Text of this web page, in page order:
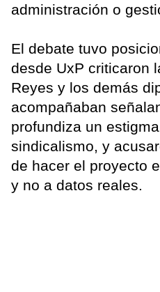
administración o
El debate tuvo
desde UxP criticaron
Reyes y los demás
acompañaban
profundiza un
sindicalismo, y
de hacer el proyecto
y no a datos reales.